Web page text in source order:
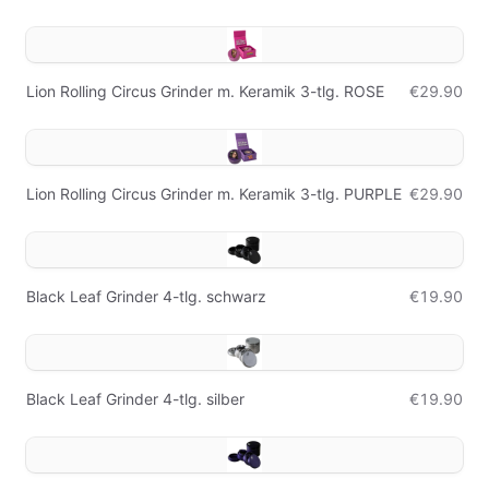
Lion Rolling Circus Grinder m. Keramik 3-tlg. ROSE €29.90
Lion Rolling Circus Grinder m. Keramik 3-tlg. PURPLE €29.90
Black Leaf Grinder 4-tlg. schwarz €19.90
Black Leaf Grinder 4-tlg. silber €19.90